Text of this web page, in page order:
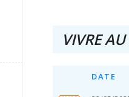
VIVRE
DATE